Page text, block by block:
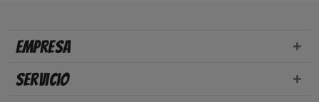
Empresa
Servicio